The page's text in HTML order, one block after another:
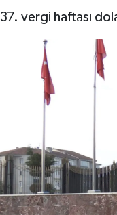
37. vergi haftası